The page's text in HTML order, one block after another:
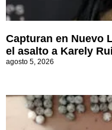
Capturan en Nuevo
el asalto a Karely
agosto 5, 2026